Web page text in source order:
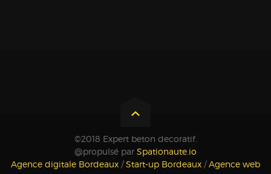
©2018 Expert beton decoratif.
@propulsé par Spationaute.io
Agence digitale Bordeaux /Start-up Bordeaux /Agence web